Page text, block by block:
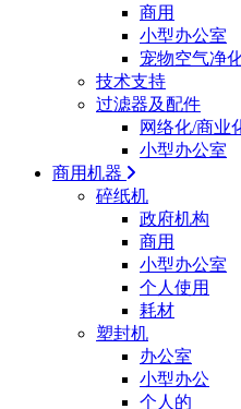
商用
小型办公室
宠物空气净
技术支持
过滤器及配件
网络化/商业
小型办公室
商用机器
碎纸机
政府机构
商用
小型办公室
个人使用
耗材
塑封机
办公室
小型办公
个人的